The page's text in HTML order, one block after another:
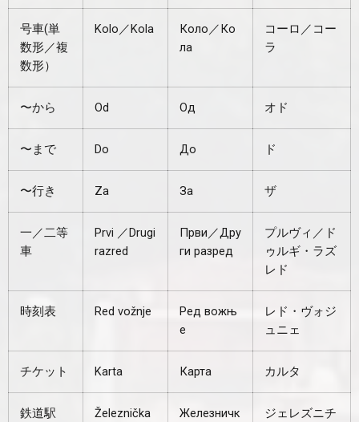
号車(単
数形／複
数形）
Kolo／Kola
Коло／Ко
ла
コーロ／コー
ラ
〜から Od Од オド
〜まで Do До ド
〜行き Za За ザ
一／二等
車
Prvi ／Drugi
razred
Први／Дру
ги разред
プルヴィ／ド
ゥルギ・ラズ
レド
時刻表 Red vožnje
Ред вожњ
е
レド・ヴォジ
ュニェ
チケット Karta Карта カルタ
鉄道駅
Železnička
Железничк
ジェレズニチ